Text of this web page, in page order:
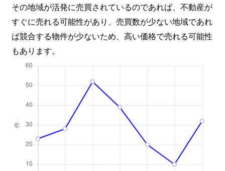
その地域が活発に売買されているのであれば、不動産が
すぐに売れる可能性があり、売買数が少ない地域であれ
ば競合する物件が少ないため、高い価格で売れる可能性
もあります。